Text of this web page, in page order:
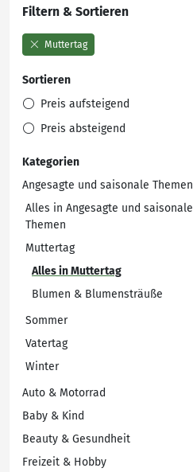
Filtern & Sortieren
Muttertag
Sortieren
Preis aufsteigend
Preis absteigend
Kategorien
Angesagte und saisonale Themen
Alles in Angesagte und saisonale
Themen
Muttertag
Alles in Muttertag
Blumen & Blumensträuße
Sommer
Vatertag
Winter
Auto & Motorrad
Baby & Kind
Beauty & Gesundheit
Freizeit & Hobby